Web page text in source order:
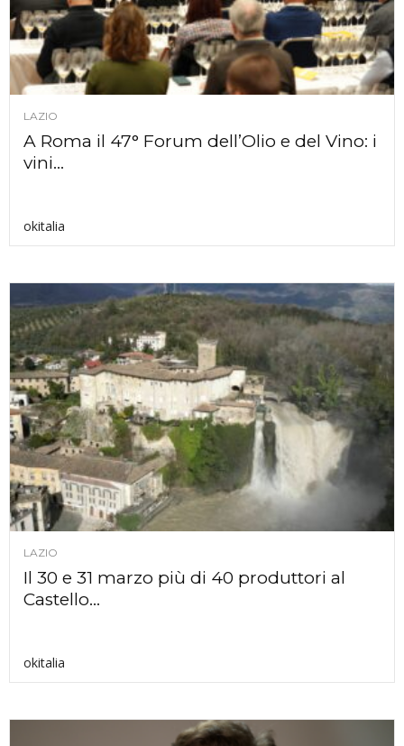
LAZIO
A Roma il 47° Forum dell’Olio e del Vino: i
vini...
okitalia
LAZIO
Il 30 e 31 marzo più di 40 produttori al
Castello...
okitalia